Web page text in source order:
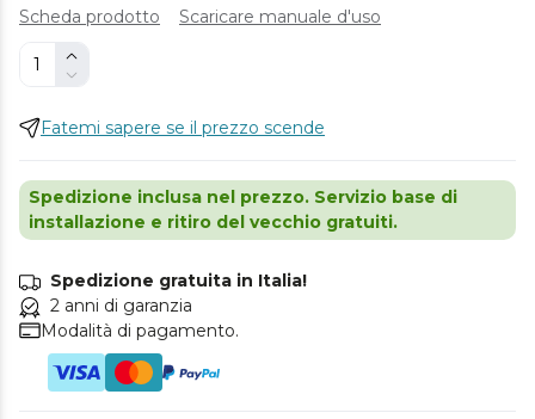
Scheda prodotto Scaricare manuale d'uso
Fatemi sapere se il prezzo scende
Spedizione inclusa nel prezzo. Servizio base di
installazione e ritiro del vecchio gratuiti.
Spedizione gratuita in Italia!
2 anni di garanzia
Modalità di pagamento.